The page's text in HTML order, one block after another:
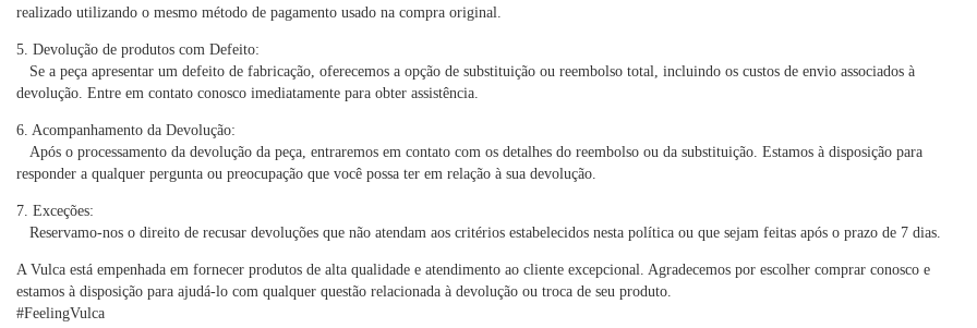
realizado utilizando o mesmo método de pagamento usado na compra original.
5. Devolução de produtos com Defeito:
Se a peça apresentar um defeito de fabricação, oferecemos a opção de substituição ou reembolso total, incluindo os custos de envio associados à
devolução. Entre em contato conosco imediatamente para obter assistência.
6. Acompanhamento da Devolução:
Após o processamento da devolução da peça, entraremos em contato com os detalhes do reembolso ou da substituição. Estamos à disposição para
responder a qualquer pergunta ou preocupação que você possa ter em relação à sua devolução.
7. Exceções:
Reservamo-nos o direito de recusar devoluções que não atendam aos critérios estabelecidos nesta política ou que sejam feitas após o prazo de 7 dias.
A Vulca está empenhada em fornecer produtos de alta qualidade e atendimento ao cliente excepcional. Agradecemos por escolher comprar conosco e
estamos à disposição para ajudá-lo com qualquer questão relacionada à devolução ou troca de seu produto.
#FeelingVulca